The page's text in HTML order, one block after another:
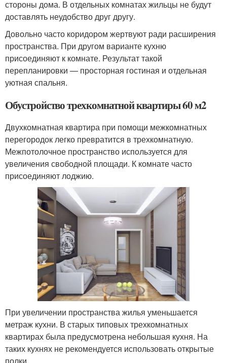
стороны дома. В отдельных комнатах жильцы не будут
доставлять неудобство друг другу.
Довольно часто коридором жертвуют ради расширения
пространства. При другом варианте кухню
присоединяют к комнате. Результат такой
перепланировки — просторная гостиная и отдельная
уютная спальня.
Обустройство трехкомнатной квартиры 60 м2
Двухкомнатная квартира при помощи межкомнатных
перегородок легко превратится в трехкомнатную.
Межпотолочное пространство используется для
увеличения свободной площади. К комнате часто
присоединяют лоджию.
При увеличении пространства жилья уменьшается
метраж кухни. В старых типовых трехкомнатных
квартирах была предусмотрена небольшая кухня. На
таких кухнях не рекомендуется использовать открытые